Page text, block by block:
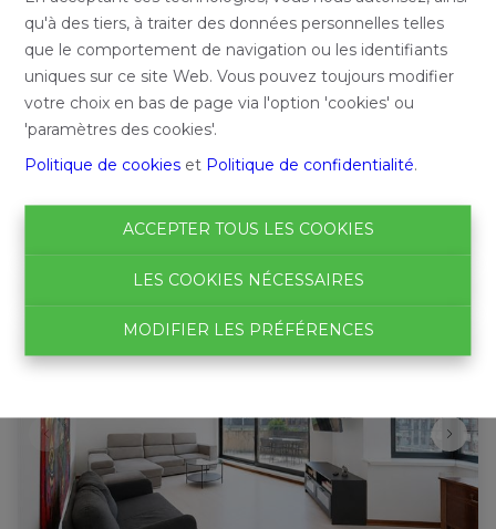
qu'à des tiers, à traiter des données personnelles telles
que le comportement de navigation ou les identifiants
uniques sur ce site Web. Vous pouvez toujours modifier
votre choix en bas de page via l'option 'cookies' ou
'paramètres des cookies'.
Politique de cookies et Politique de confidentialité.
ACCEPTER TOUS LES COOKIES
LES COOKIES NÉCESSAIRES
MODIFIER LES PRÉFÉRENCES
Filtre